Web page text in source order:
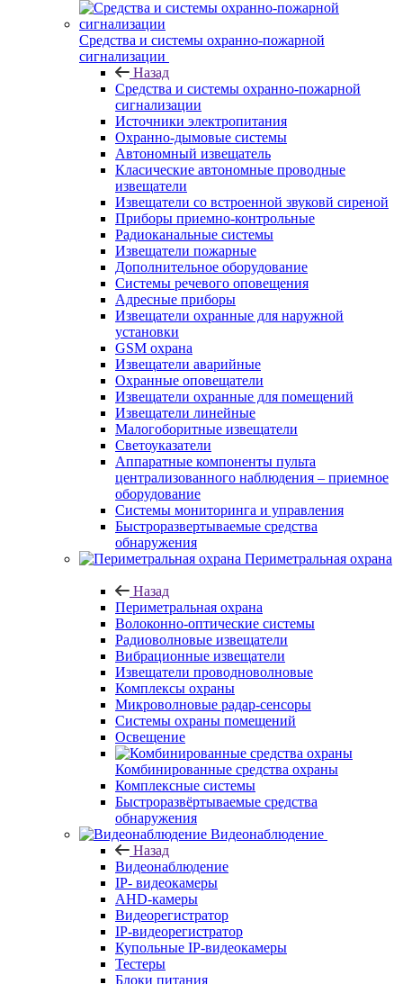
Средства и системы охранно-пожарной
сигнализации
Назад
Средства и системы охранно-пожарной
сигнализации
Источники электропитания
Охранно-дымовые системы
Автономный извещатель
Класические автономные проводные
извещатели
Извещатели со встроенной звуковй сиреной
Приборы приемно-контрольные
Радиоканальные системы
Извещатели пожарные
Дополнительное оборудование
Системы речевого оповещения
Адресные приборы
Извещатели охранные для наружной
установки
GSM охрана
Извещатели аварийные
Охранные оповещатели
Извещатели охранные для помещений
Извещатели линейные
Малогоборитные извещатели
Светоуказатели
Аппаратные компоненты пульта
централизованного наблюдения – приемное
оборудование
Системы мониторинга и управления
Быстроразвертываемые средства
обнаружения
Периметральная охрана
Назад
Периметральная охрана
Волоконно-оптические системы
Радиоволновые извещатели
Вибрационные извещатели
Извещатели проводноволновые
Комплексы охраны
Микроволновые радар-сенсоры
Системы охраны помещений
Освещение
Комбинированные средства охраны
Комплексные системы
Быстроразвёртываемые средства
обнаружения
Видеонаблюдение
Назад
Видеонаблюдение
IP- видеокамеры
AHD-камеры
Видеорегистратор
IP-видеорегистратор
Купольные IP-видеокамеры
Тестеры
Блоки питания